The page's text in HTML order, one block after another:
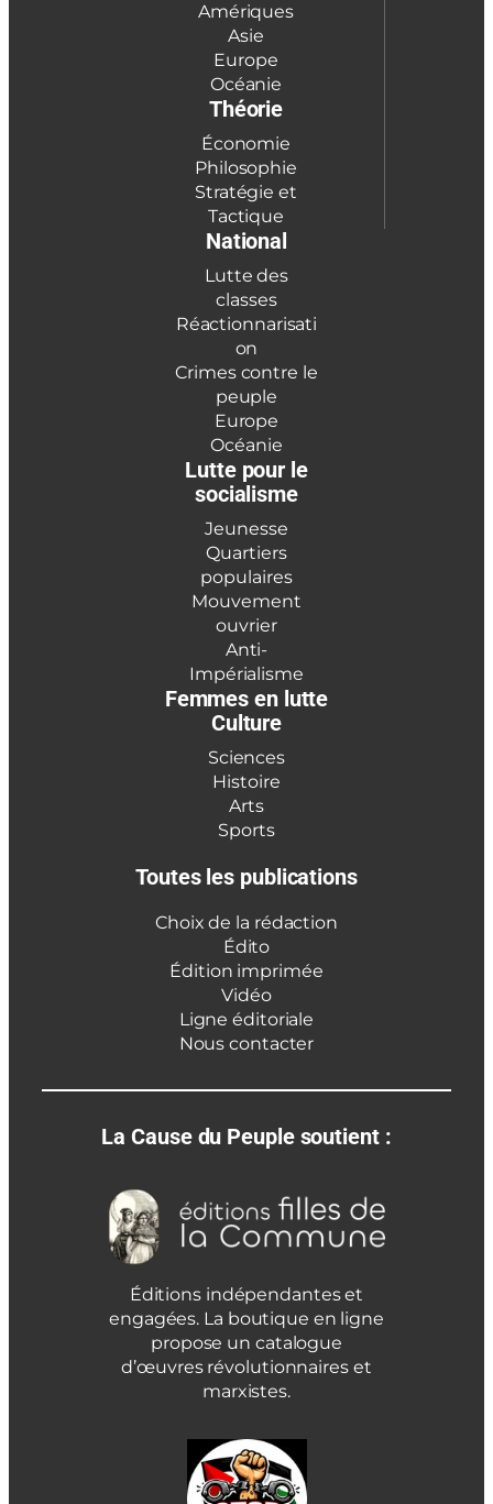
Amériques
Asie
Europe
Océanie
Théorie
Économie
Philosophie
Stratégie et
Tactique
National
Lutte des
classes
Réactionnarisati
on
Crimes contre le
peuple
Europe
Océanie
Lutte pour le
socialisme
Jeunesse
Quartiers
populaires
Mouvement
ouvrier
Anti-
Impérialisme
Femmes en lutte
Culture
Sciences
Histoire
Arts
Sports
Toutes les publications
Choix de la rédaction
Édito
Édition imprimée
Vidéo
Ligne éditoriale
Nous contacter
La Cause du Peuple soutient :
Éditions indépendantes et
engagées. La boutique en ligne
propose un catalogue
d’œuvres révolutionnaires et
marxistes.